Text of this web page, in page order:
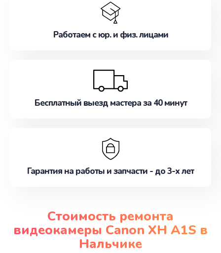
Работаем с юр. и физ. лицами
Бесплатный выезд мастера за 40 минут
Гарантия на работы и запчасти - до 3-х лет
Стоимость ремонта
видеокамеры Canon XH A1S в
Нальчике